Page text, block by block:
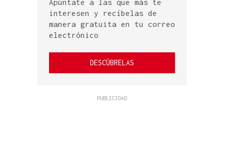
Apúntate a las que más te
interesen y recíbelas de
manera gratuita en tu correo
electrónico
DESCÚBRELAS